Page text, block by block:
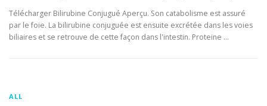
Télécharger Bilirubine Conjugué Aperçu. Son catabolisme est assuré
par le foie. La bilirubine conjuguée est ensuite excrétée dans les voies
biliaires et se retrouve de cette façon dans l'intestin. Proteine …
ALL